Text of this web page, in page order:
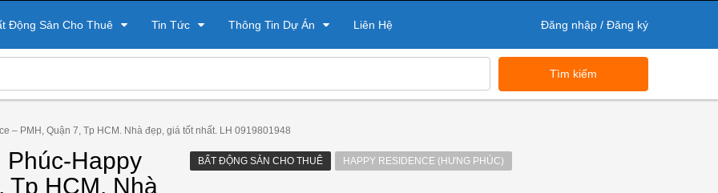
Động Sản Cho Thuê Tin Tức Thông Tin Dự Án Liên Hệ Đăng nhập / Đăng ký
Tìm kiếm
– PMH, Quận 7, Tp HCM. Nhà đẹp, giá tốt nhất. LH 0919801948
Happy
Tp HCM. Nhà
BẤT ĐỘNG SẢN CHO THUÊ HAPPY RESIDENCE (HƯNG PHÚC)